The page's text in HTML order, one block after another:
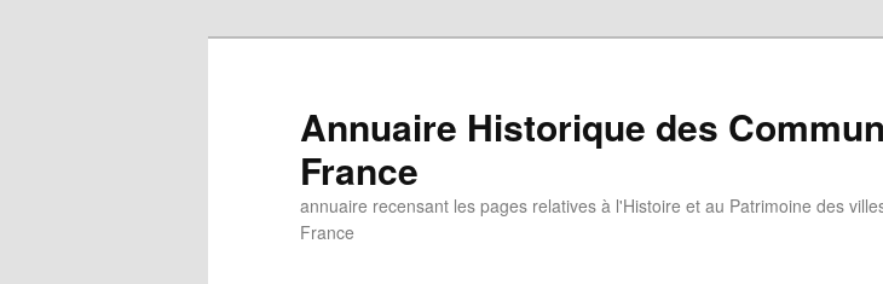
Annuaire Historique des
France
annuaire recensant les pages relatives à l'Histoire et au Patrimoine des
France